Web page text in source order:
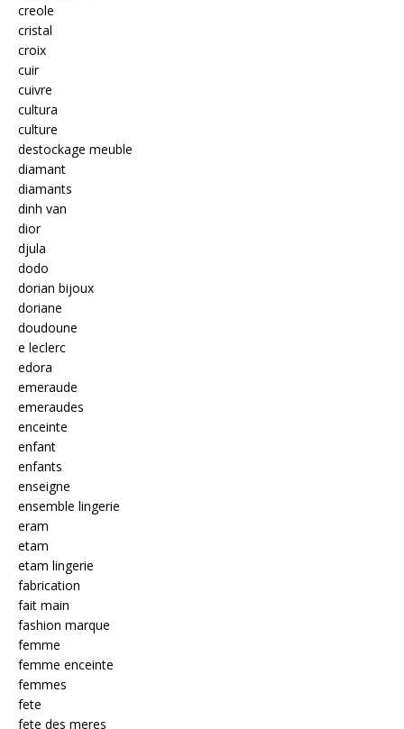
creole
cristal
croix
cuir
cuivre
cultura
culture
destockage meuble
diamant
diamants
dinh van
dior
djula
dodo
dorian bijoux
doriane
doudoune
e leclerc
edora
emeraude
emeraudes
enceinte
enfant
enfants
enseigne
ensemble lingerie
eram
etam
etam lingerie
fabrication
fait main
fashion marque
femme
femme enceinte
femmes
fete
fete des meres